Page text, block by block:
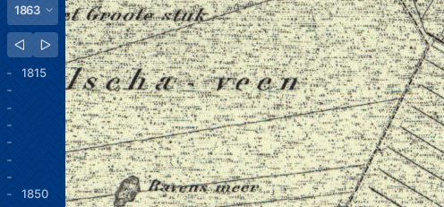
1815
1850